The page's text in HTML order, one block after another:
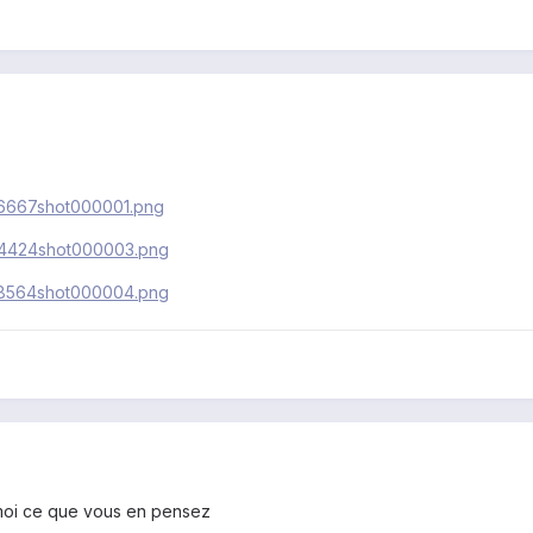
ce que vous en pensez